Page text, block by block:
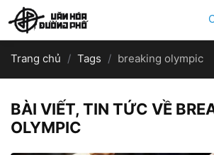
Trang chủ Tags breaking olympic
BÀI VIẾT, TIN TỨC VỀ
OLYMPIC